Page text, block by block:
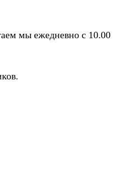
мы ежедневно с 10.00